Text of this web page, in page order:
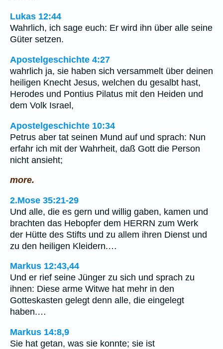
Lukas 12:44
Wahrlich, ich sage euch: Er wird ihn über alle seine
Güter setzen.
Apostelgeschichte 4:27
wahrlich ja, sie haben sich versammelt über deinen
heiligen Knecht Jesus, welchen du gesalbt hast,
Herodes und Pontius Pilatus mit den Heiden und
dem Volk Israel,
Apostelgeschichte 10:34
Petrus aber tat seinen Mund auf und sprach: Nun
erfahr ich mit der Wahrheit, daß Gott die Person
nicht ansieht;
more.
2.Mose 35:21-29
Und alle, die es gern und willig gaben, kamen und
brachten das Hebopfer dem HERRN zum Werk
der Hütte des Stifts und zu allem ihren Dienst und
zu den heiligen Kleidern.…
Markus 12:43,44
Und er rief seine Jünger zu sich und sprach zu
ihnen: Diese arme Witwe hat mehr in den
Gotteskasten gelegt denn alle, die eingelegt
haben.…
Markus 14:8,9
Sie hat getan, was sie konnte; sie ist